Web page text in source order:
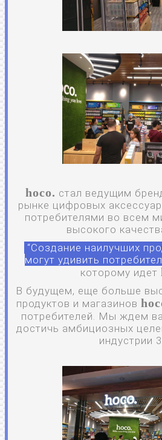
hoco. стал ведущим
рынке цифровых
потребителями во всем
высокого
“Создание наилучших
могут удивить
которому идет
В будущем, еще больше
продуктов и магазинов
потребителей. Мы ждем
достичь амбициозных
индустрии